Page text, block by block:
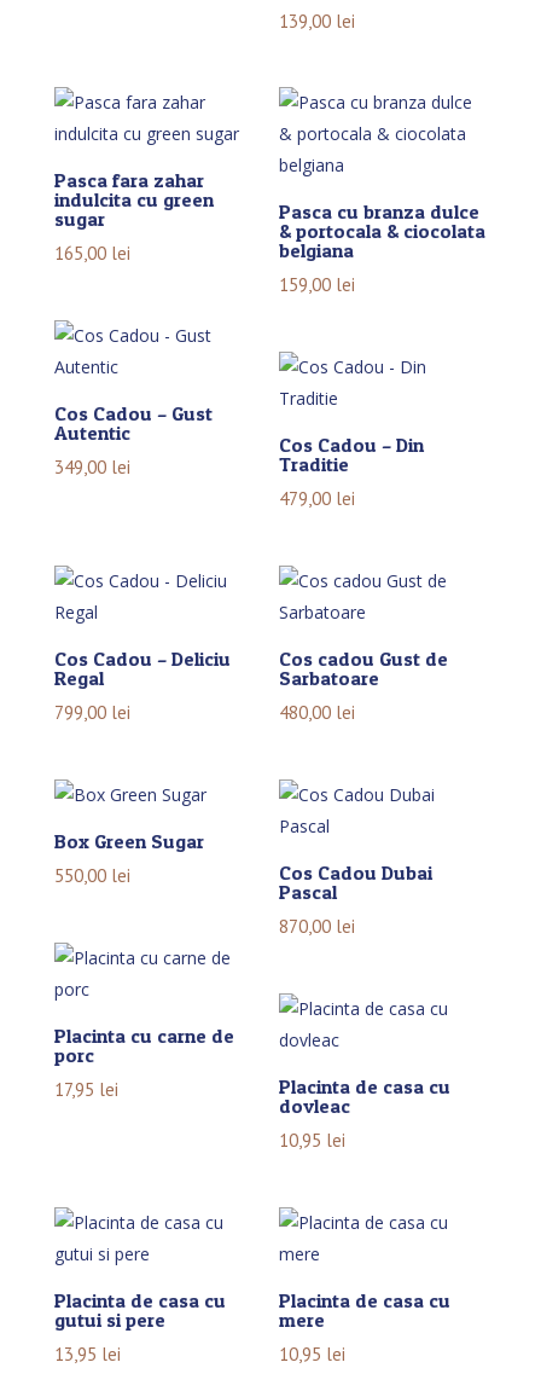
139,00 lei
Pasca fara zahar
indulcita cu green
sugar
165,00 lei
Pasca cu branza dulce
& portocala & ciocolata
belgiana
159,00 lei
Cos Cadou – Gust
Autentic
349,00 lei
Cos Cadou – Din
Traditie
479,00 lei
Cos Cadou – Deliciu
Regal
799,00 lei
Cos cadou Gust de
Sarbatoare
480,00 lei
Box Green Sugar
550,00 lei
Cos Cadou Dubai
Pascal
870,00 lei
Placinta cu carne de
porc
17,95 lei
Placinta de casa cu
dovleac
10,95 lei
Placinta de casa cu
gutui si pere
13,95 lei
Placinta de casa cu
mere
10,95 lei